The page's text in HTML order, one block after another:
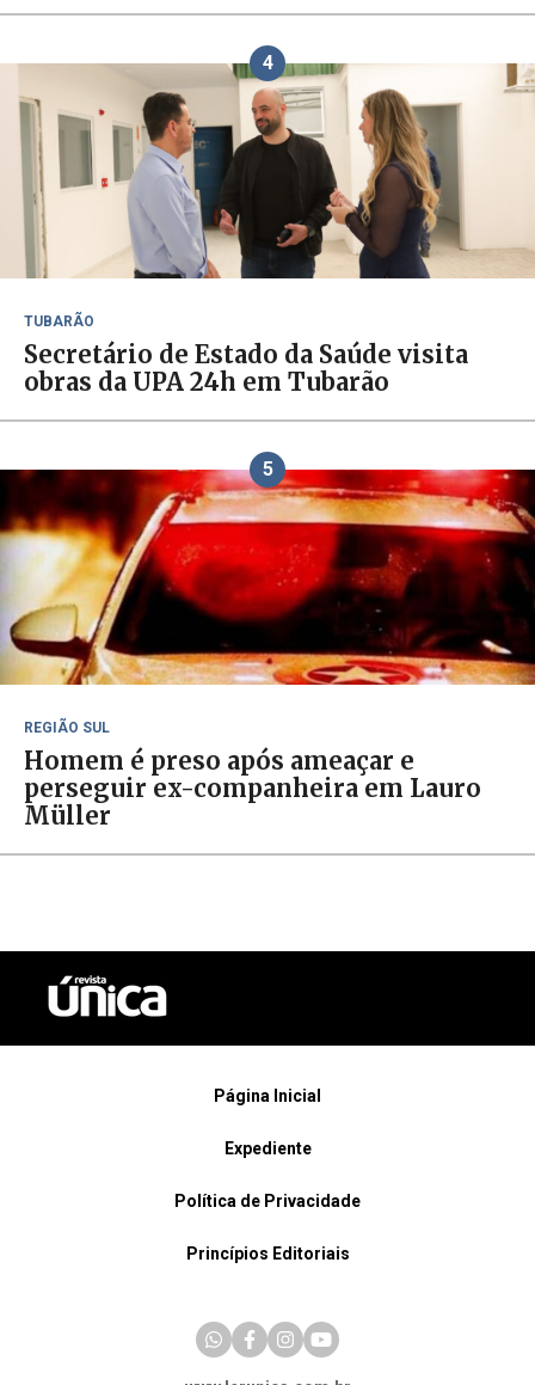
4
TUBARÃO
Secretário de Estado da Saúde visita
obras da UPA 24h em Tubarão
5
REGIÃO SUL
Homem é preso após ameaçar e
perseguir ex-companheira em Lauro
Müller
Página Inicial
Expediente
Política de Privacidade
Princípios Editoriais